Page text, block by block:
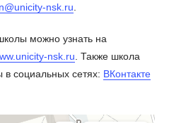
nsk.ru
можно узнать на
nsk.ru . Также школа
в социальных сетях: ВКонтакте